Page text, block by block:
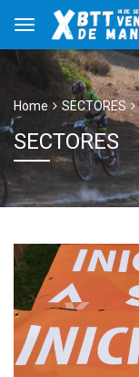
Home SECTORES
SECTORES